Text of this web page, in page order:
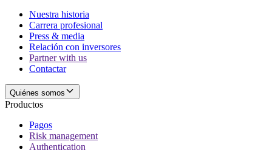
Nuestra historia
Carrera profesional
Press & media
Relación con inversores
Partner with us
Contactar
Quiénes somos
Productos
Pagos
Risk management
Authentication